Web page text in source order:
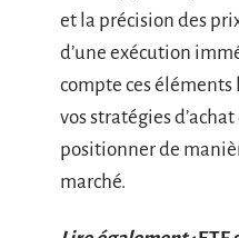
et la précision des
d’une exécution
compte ces éléments
vos stratégies
positionner de
marché.